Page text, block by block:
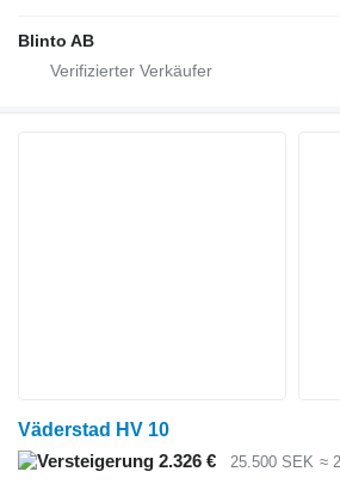
Blinto AB
Väderstad HV 10
2.326 €
25.500 SEK ≈